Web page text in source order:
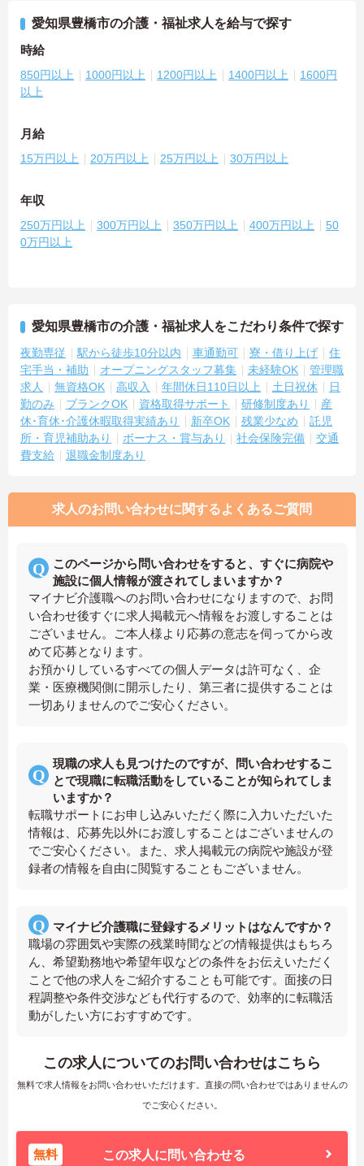
愛知県豊橋市の介護・福祉求人を給与で探す
時給
850円以上 1000円以上 1200円以上 1400円以上
1600円
以上
月給
15万円以上 20万円以上 25万円以上 30万円以上
年収
250万円以上 300万円以上 350万円以上 400万円以上
50
0万円以上
愛知県豊橋市の介護・福祉求人をこだわり条件で探す
夜勤専従 駅から徒歩10分以内 車通勤可 寮・借り上げ
住
宅手当・補助
オープニングスタッフ募集 未経験OK
管理職
求人
無資格OK 高収入 年間休日110日以上 土日祝休
日
勤のみ
ブランクOK 資格取得サポート 研修制度あり
産
休･育休･介護休暇取得実績あり
新卒OK 残業少なめ
託児
所・育児補助あり
ボーナス・賞与あり 社会保険完備
交通
費支給
退職金制度あり
求人のお問い合わせに関するよくあるご質問
このページから問い合わせをすると、すぐに病院や
施設に個人情報が渡されてしまいますか？
マイナビ介護職へのお問い合わせになりますので、お問
い合わせ後すぐに求人掲載元へ情報をお渡しすることは
ございません。ご本人様より応募の意志を伺ってから改
めて応募となります。
お預かりしているすべての個人データは許可なく、企
業・医療機関側に開示したり、第三者に提供することは
一切ありませんのでご安心ください。
現職の求人も見つけたのですが、問い合わせするこ
とで現職に転職活動をしていることが知られてしま
いますか？
転職サポートにお申し込みいただく際に入力いただいた
情報は、応募先以外にお渡しすることはございませんの
でご安心ください。また、求人掲載元の病院や施設が登
録者の情報を自由に閲覧することもございません。
マイナビ介護職に登録するメリットはなんですか？
職場の雰囲気や実際の残業時間などの情報提供はもちろ
ん、希望勤務地や希望年収などの条件をお伝えいただく
ことで他の求人をご紹介することも可能です。面接の日
程調整や条件交渉なども代行するので、効率的に転職活
動がしたい方におすすめです。
この求人についてのお問い合わせはこちら
無料で求人情報をお問い合わせいただけます。直接の問い合わせではありませんの
でご安心ください。
無料 この求人に問い合わせる